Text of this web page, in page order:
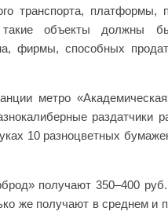
транспорта, платформы,
объекты должны
фирмы, способных
метро
раздатчики
10 разноцветных
получают 350–400
же получают в среднем и